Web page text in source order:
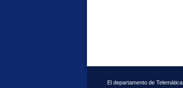
El departamento de Telemática